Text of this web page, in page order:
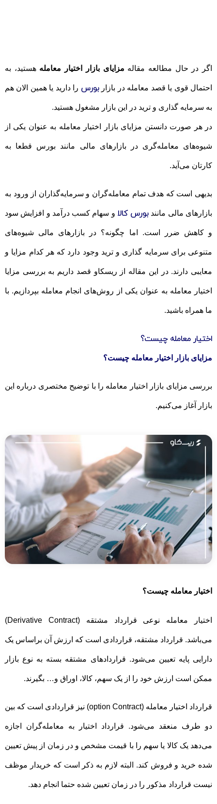
اگر در حال مطالعه مقاله مزایای بازار اختیار معامله هستید، به
احتمال قوی یا قصد معامله در بازاربورس را دارید یا همین الان هم
به سرمایه گذاری و ترید در این بازار مشغول هستید.
در هر صورت دانستن مزایای بازار اختیار معامله به عنوان یکی از
شیوه‌های معامله‌گری در بازارهای مالی مانند بورس قطعا به
کارتان می‌آید.
بدیهی است که هدف تمام معامله‌گران و سرمایه‌گذاران از ورود به
بازارهای مالی مانند بورس کالا و سهام کسب درآمد و افزایش سود
و کاهش ضرر است. اما چگونه؟ در بازارهای مالی شیوه‌های
متنوعی برای سرمایه گذاری و ترید وجود دارد که هر کدام مزایا و
معایبی دارند. در این مقاله از ریسکاو قصد داریم به بررسی مزایا
اختیار معامله به عنوان یکی از روش‌های انجام معامله بپردازیم. با
ما همراه باشید.
اختیار معامله چیست؟
مزایای بازار اختیار معامله چیست؟
بررسی مزایای بازار اختیار معامله را با توضیح مختصری درباره این
بازار آغاز می‌کنیم.
اختیار معامله چیست؟
اختیار معامله نوعی قرارداد مشتقه (Derivative Contract
)
می‌باشد. قرارداد مشتقه، قراردادی است که ارزش آن براساس یک
دارایی پایه تعیین می‌‌شود. قراردادهای مشتقه بسته به نوع بازار
ممکن است ارزش خود را از یک سهم، کالا، اوراق و… بگیرند.
قرارداد اختیار معامله (option Contract) نیز قراردادی است که بین
دو طرف منعقد می‌شود. قرارداد اختیار به معامله‌گران اجازه
می‌دهد یک کالا یا سهم را با قیمت مشخص و در زمان از پیش تعیین
شده خرید و فروش کند. البته لازم به ذکر است که خریدار موظف
نیست قرارداد مذکور را در زمان تعیین شده حتما انجام دهد.